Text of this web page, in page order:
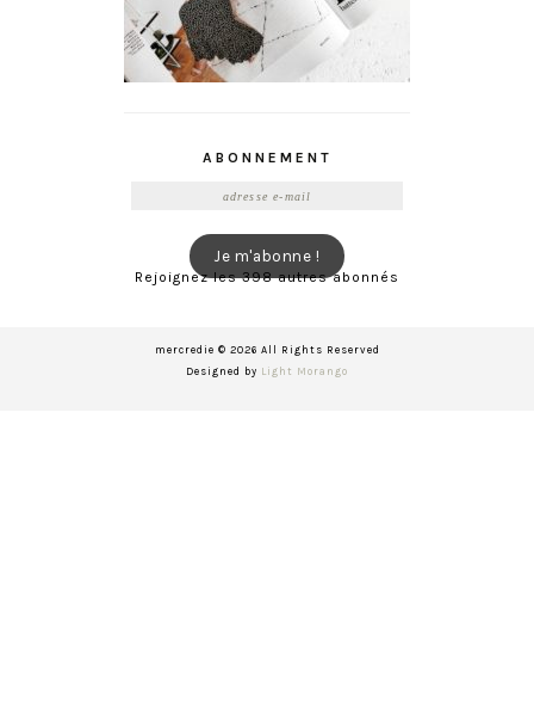
ABONNEMENT
Je m'abonne !
Rejoignez les 398 autres abonnés
mercredie © 2026 All Rights Reserved
Designed by Light Morango